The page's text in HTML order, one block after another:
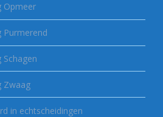
Opmeer
Purmerend
Zwaag
in echtscheidingen